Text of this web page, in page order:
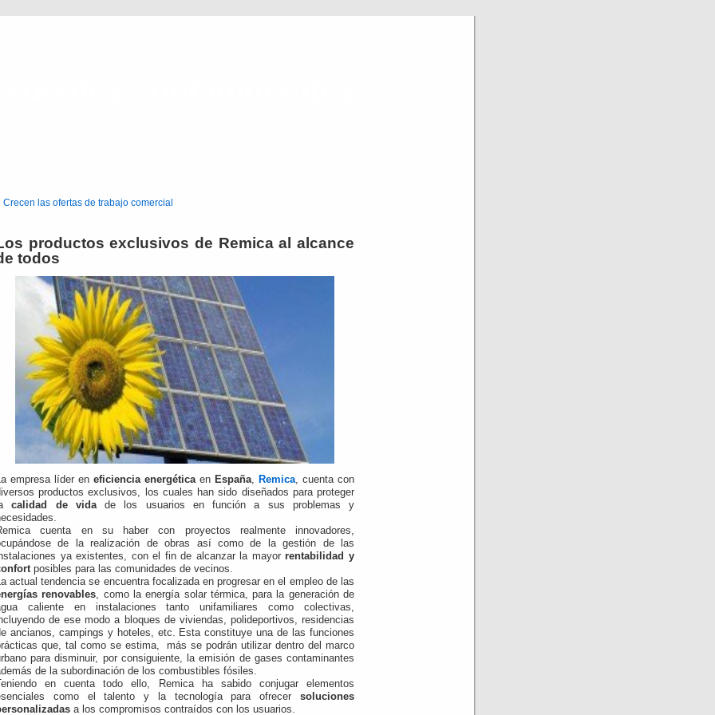
Crecen las ofertas de trabajo comercial
productos exclusivos de Remica al alcance
todos
empresa líder en eficiencia energéticaen España, Remica, cuenta con
productos exclusivos, los cuales han sido diseñados para proteger
calidad de vidade los usuarios en función a sus problemas y
cuenta en su haber con proyectos realmente innovadores,
de la realización de obras así como de la gestión de las
ya existentes, con el fin de alcanzar la mayorrentabilidad y
posibles para las comunidades de vecinos.
actual tendencia se encuentra focalizada en progresar en el empleo de las
renovables, como la energía solar térmica, para la generación de
caliente en instalaciones tanto unifamiliares como colectivas,
de ese modo a bloques de viviendas, polideportivos, residencias
ancianos, campings y hoteles, etc. Esta constituye una de las funciones
que, tal como se estima, más se podrán utilizar dentro del marco
para disminuir, por consiguiente, la emisión de gases contaminantes
de la subordinación de los combustibles fósiles.
en cuenta todo ello, Remica ha sabido conjugar elementos
como el talento y la tecnología para ofrecer soluciones
a los compromisos contraídos con los usuarios.